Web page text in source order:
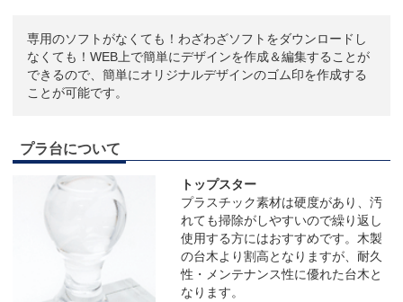
専用のソフトがなくても！わざわざソフトをダウンロードし
なくても！WEB上で簡単にデザインを作成＆編集することが
できるので、簡単にオリジナルデザインのゴム印を作成する
ことが可能です。
プラ台について
トップスター
プラスチック素材は硬度があり、汚
れても掃除がしやすいので繰り返し
使用する方にはおすすめです。木製
の台木より割高となりますが、耐久
性・メンテナンス性に優れた台木と
なります。